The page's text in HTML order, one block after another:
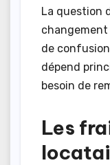
La question
de
dépend
besoin de
Les